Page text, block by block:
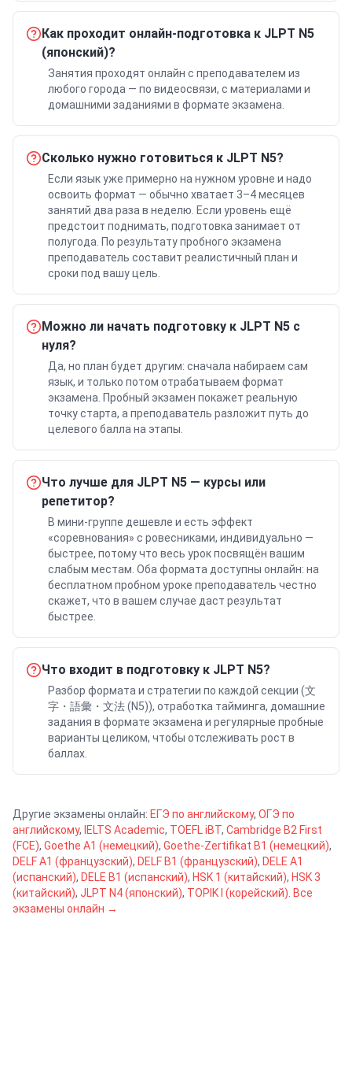
Как проходит онлайн-подготовка к JLPT N5
(японский)?
Занятия проходят онлайн с преподавателем из
любого города — по видеосвязи, с материалами и
домашними заданиями в формате экзамена.
Сколько нужно готовиться к JLPT N5?
Если язык уже примерно на нужном уровне и надо
освоить формат — обычно хватает 3–4 месяцев
занятий два раза в неделю. Если уровень ещё
предстоит поднимать, подготовка занимает от
полугода. По результату пробного экзамена
преподаватель составит реалистичный план и
сроки под вашу цель.
Можно ли начать подготовку к JLPT N5 с
нуля?
Да, но план будет другим: сначала набираем сам
язык, и только потом отрабатываем формат
экзамена. Пробный экзамен покажет реальную
точку старта, а преподаватель разложит путь до
целевого балла на этапы.
Что лучше для JLPT N5 — курсы или
репетитор?
В мини-группе дешевле и есть эффект
«соревнования» с ровесниками, индивидуально —
быстрее, потому что весь урок посвящён вашим
слабым местам. Оба формата доступны онлайн: на
бесплатном пробном уроке преподаватель честно
скажет, что в вашем случае даст результат
быстрее.
Что входит в подготовку к JLPT N5?
Разбор формата и стратегии по каждой секции (文
字・語彙・文法 (N5)), отработка тайминга, домашние
задания в формате экзамена и регулярные пробные
варианты целиком, чтобы отслеживать рост в
баллах.
Другие экзамены онлайн: ЕГЭ по английскому, ОГЭ по
английскому, IELTS Academic, TOEFL iBT, Cambridge B2 First
(FCE), Goethe A1 (немецкий), Goethe-Zertifikat B1 (немецкий),
DELF A1 (французский), DELF B1 (французский), DELE A1
(испанский), DELE B1 (испанский), HSK 1 (китайский), HSK 3
(китайский), JLPT N4 (японский), TOPIK I (корейский) Все
экзамены онлайн →